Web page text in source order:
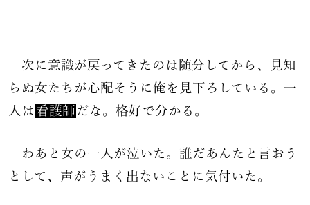
次に意識が戻ってきたのは随分してから、見知
らぬ女たちが心配そうに俺を見下ろしている。一
人は 看護師 だな。格好で分かる。
わあと女の一人が泣いた。誰だあんたと言おう
として、声がうまく出ないことに気付いた。